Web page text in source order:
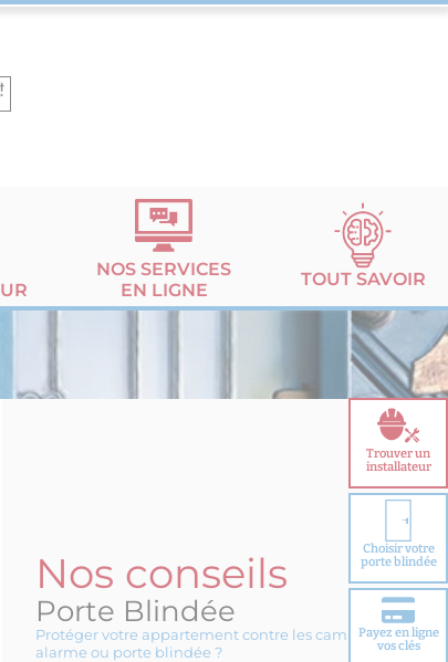
NOS SERVICES
EN LIGNE
TOUT SAVOIR
Trouver un
installateur
Choisir votre
porte blindée
Payez en ligne
vos clés
Nos conseils
Porte Blindée
Protéger votre appartement contre les cambriolages :
alarme ou porte blindée ?